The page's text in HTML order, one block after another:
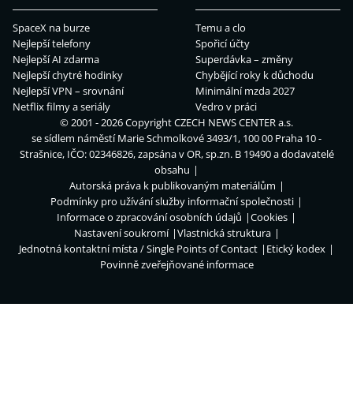
SpaceX na burze
Nejlepší telefony
Nejlepší AI zdarma
Nejlepší chytré hodinky
Nejlepší VPN – srovnání
Netflix filmy a seriály
Temu a clo
Spořicí účty
Superdávka – změny
Chybějící roky k důchodu
Minimální mzda 2027
Vedro v práci
© 2001 - 2026 CopyrightCZECH NEWS CENTER a.s.
se sídlem náměstí Marie Schmolkové 3493/1, 100 00 Praha 10 -
Strašnice, IČO: 02346826, zapsána v OR, sp.zn. B 19490 a dodavatelé
obsahu
Autorská práva k publikovaným materiálům
Podmínky pro užívání služby informační společnosti
Informace o zpracování osobních údajů
Cookies
Nastavení soukromí
Vlastnická struktura
Jednotná kontaktní místa / Single Points of Contact
Etický kodex
Povinně zveřejňované informace